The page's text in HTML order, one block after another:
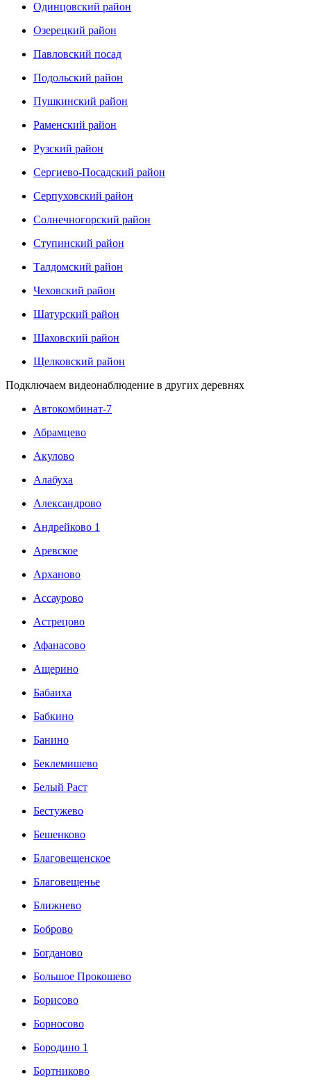
Одинцовский район
Озерецкий район
Павловский посад
Подольский район
Пушкинский район
Раменский район
Рузский район
Сергиево-Посадский район
Серпуховский район
Солнечногорский район
Ступинский район
Талдомский район
Чеховский район
Шатурский район
Шаховский район
Щелковский район
Подключаем видеонаблюдение в других деревнях
Автокомбинат-7
Абрамцево
Акулово
Алабуха
Александрово
Андрейково 1
Аревское
Арханово
Ассаурово
Астрецово
Афанасово
Ащерино
Бабаиха
Бабкино
Банино
Беклемишево
Белый Раст
Бестужево
Бешенково
Благовещенское
Благовещенье
Ближнево
Боброво
Богданово
Большое Прокошево
Борисово
Борносово
Бородино 1
Бортниково